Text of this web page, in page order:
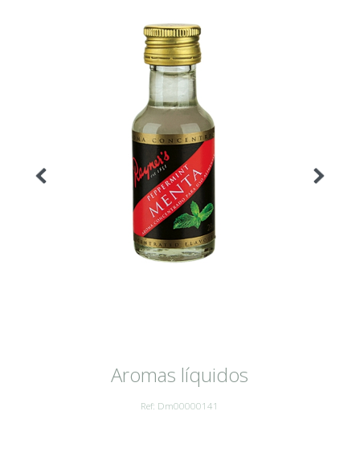
Aromas líquidos
Ref: Dm00000141